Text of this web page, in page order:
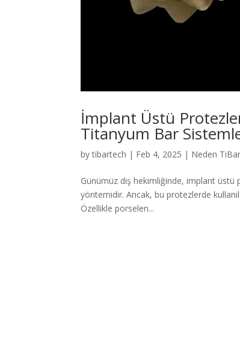
İmplant Üstü
Titanyum Bar
bytibartech | Feb 4, 2025 | Neden TiBar
Günümüz diş hekimliğinde, implant üstü
yöntemidir. Ancak, bu protezlerde
Özellikle porselen...